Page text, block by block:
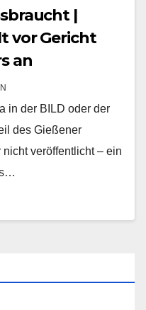
|
vor Gericht
an
in der BILD oder der
des Gießener
veröffentlicht – ein